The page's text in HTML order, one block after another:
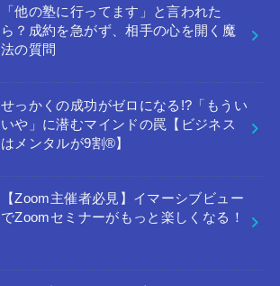
「他の塾に行ってます」と言われた
ら？成約を急がず、相手の心を開く魔
法の質問
せっかくの成功がゼロになる!?「もうい
いや」に潜むマインドの罠【ビジネス
はメンタルが9割®︎】
【Zoom主催者必見】イマーシブビュー
でZoomセミナーがもっと楽しくなる！